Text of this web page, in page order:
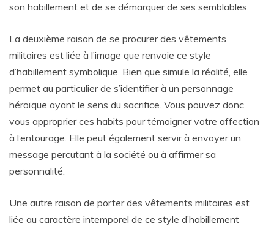
son habillement et de se démarquer de ses semblables.
La deuxième raison de se procurer des vêtements
militaires est liée à l’image que renvoie ce style
d’habillement symbolique. Bien que simule la réalité, elle
permet au particulier de s’identifier à un personnage
héroïque ayant le sens du sacrifice. Vous pouvez donc
vous approprier ces habits pour témoigner votre affection
à l’entourage. Elle peut également servir à envoyer un
message percutant à la société ou à affirmer sa
personnalité.
Une autre raison de porter des vêtements militaires est
liée au caractère intemporel de ce style d’habillement